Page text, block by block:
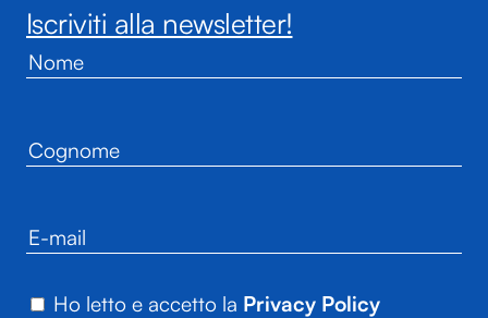
Iscriviti alla newsletter!
Ho letto e accetto la Privacy Policy